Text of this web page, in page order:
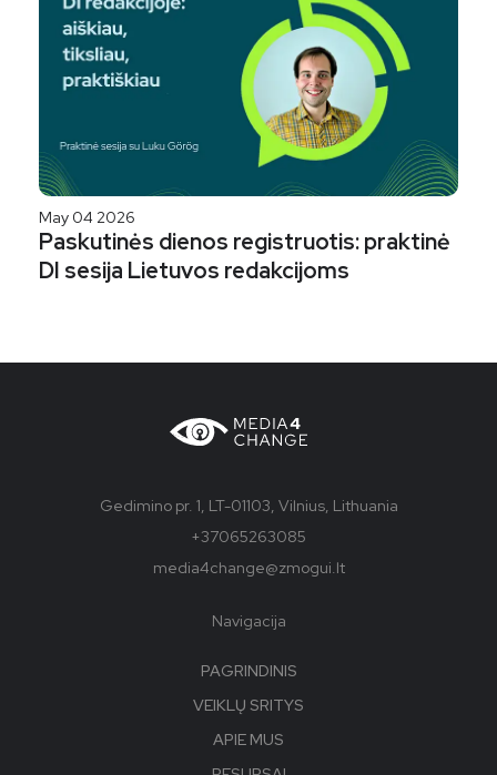
May 04 2026
Paskutinės dienos registruotis: praktinė
DI sesija Lietuvos redakcijoms
Gedimino pr. 1, LT-01103, Vilnius, Lithuania
+37065263085
media4change@zmogui.lt
Navigacija
PAGRINDINIS
VEIKLŲ SRITYS
APIE MUS